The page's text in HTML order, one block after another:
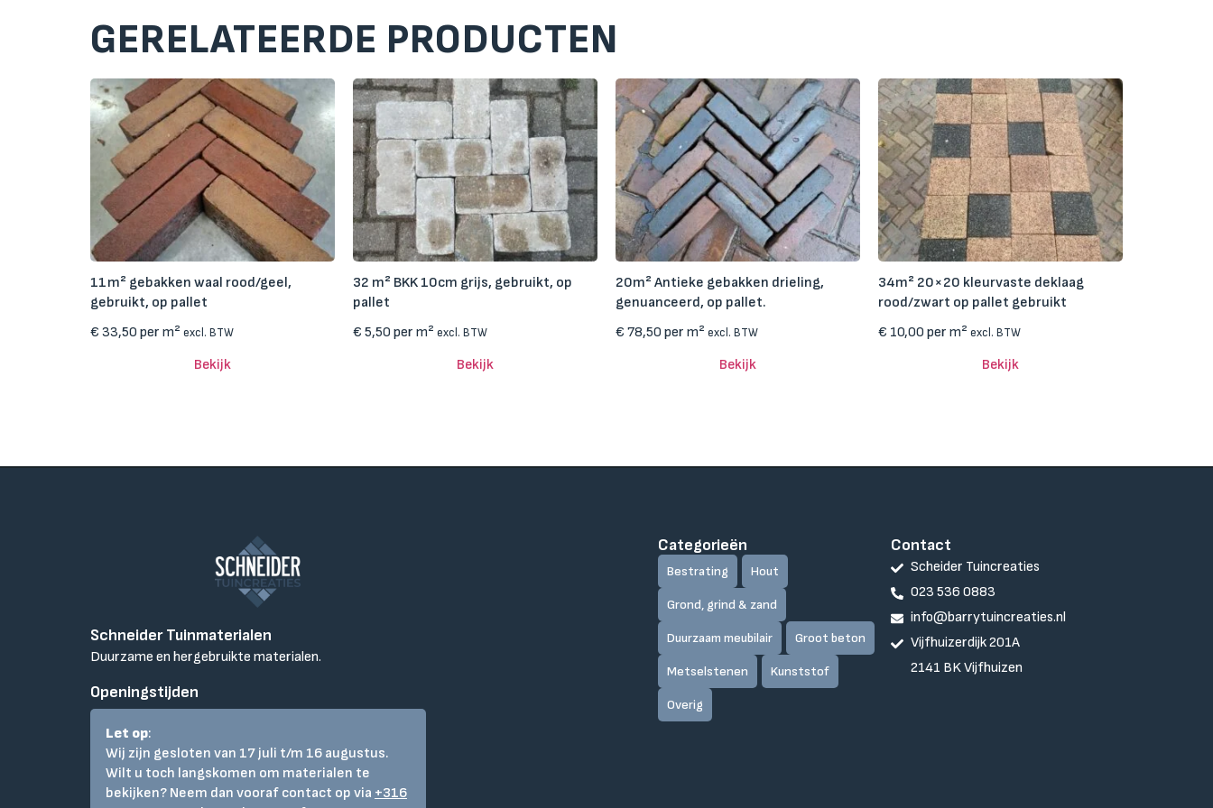
GERELATEERDE PRODUCTEN
11m² gebakken waal rood/geel,
gebruikt, op pallet
€ 33,50 per m² excl. BTW
Bekijk
32 m² BKK 10cm grijs, gebruikt, op
pallet
€ 5,50 per m² excl. BTW
Bekijk
20m² Antieke gebakken drieling,
genuanceerd, op pallet.
€ 78,50 per m² excl. BTW
Bekijk
34m² 20×20 kleurvaste deklaag
rood/zwart op pallet gebruikt
€ 10,00 per m² excl. BTW
Bekijk
Schneider Tuinmaterialen
Duurzame en hergebruikte materialen.
Openingstijden
Let op:
Wij zijn gesloten van 17 juli t/m 16 augustus.
Wilt u toch langskomen om materialen te
bekijken? Neem dan vooraf contact op via +316
Categorieën
Bestrating Hout
Grond, grind & zand
Duurzaam meubilair Groot beton
Metselstenen Kunststof
Overig
Contact
Scheider Tuincreaties
023 536 0883
info@barrytuincreaties.nl
Vijfhuizerdijk 201A
2141 BK Vijfhuizen